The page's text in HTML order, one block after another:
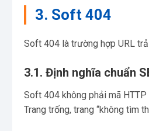
3. Soft 404
Soft 404 là trường hợp URL
3.1. Định nghĩa chuẩn
Soft 404 không phải mã HTTP
Trang trống, trang “không tìm